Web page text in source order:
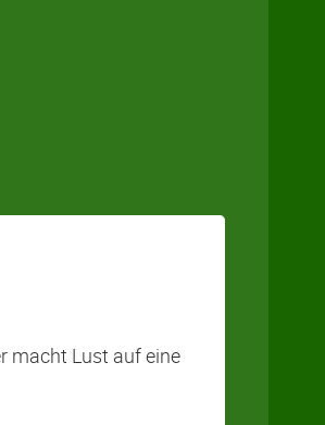
macht Lust auf eine